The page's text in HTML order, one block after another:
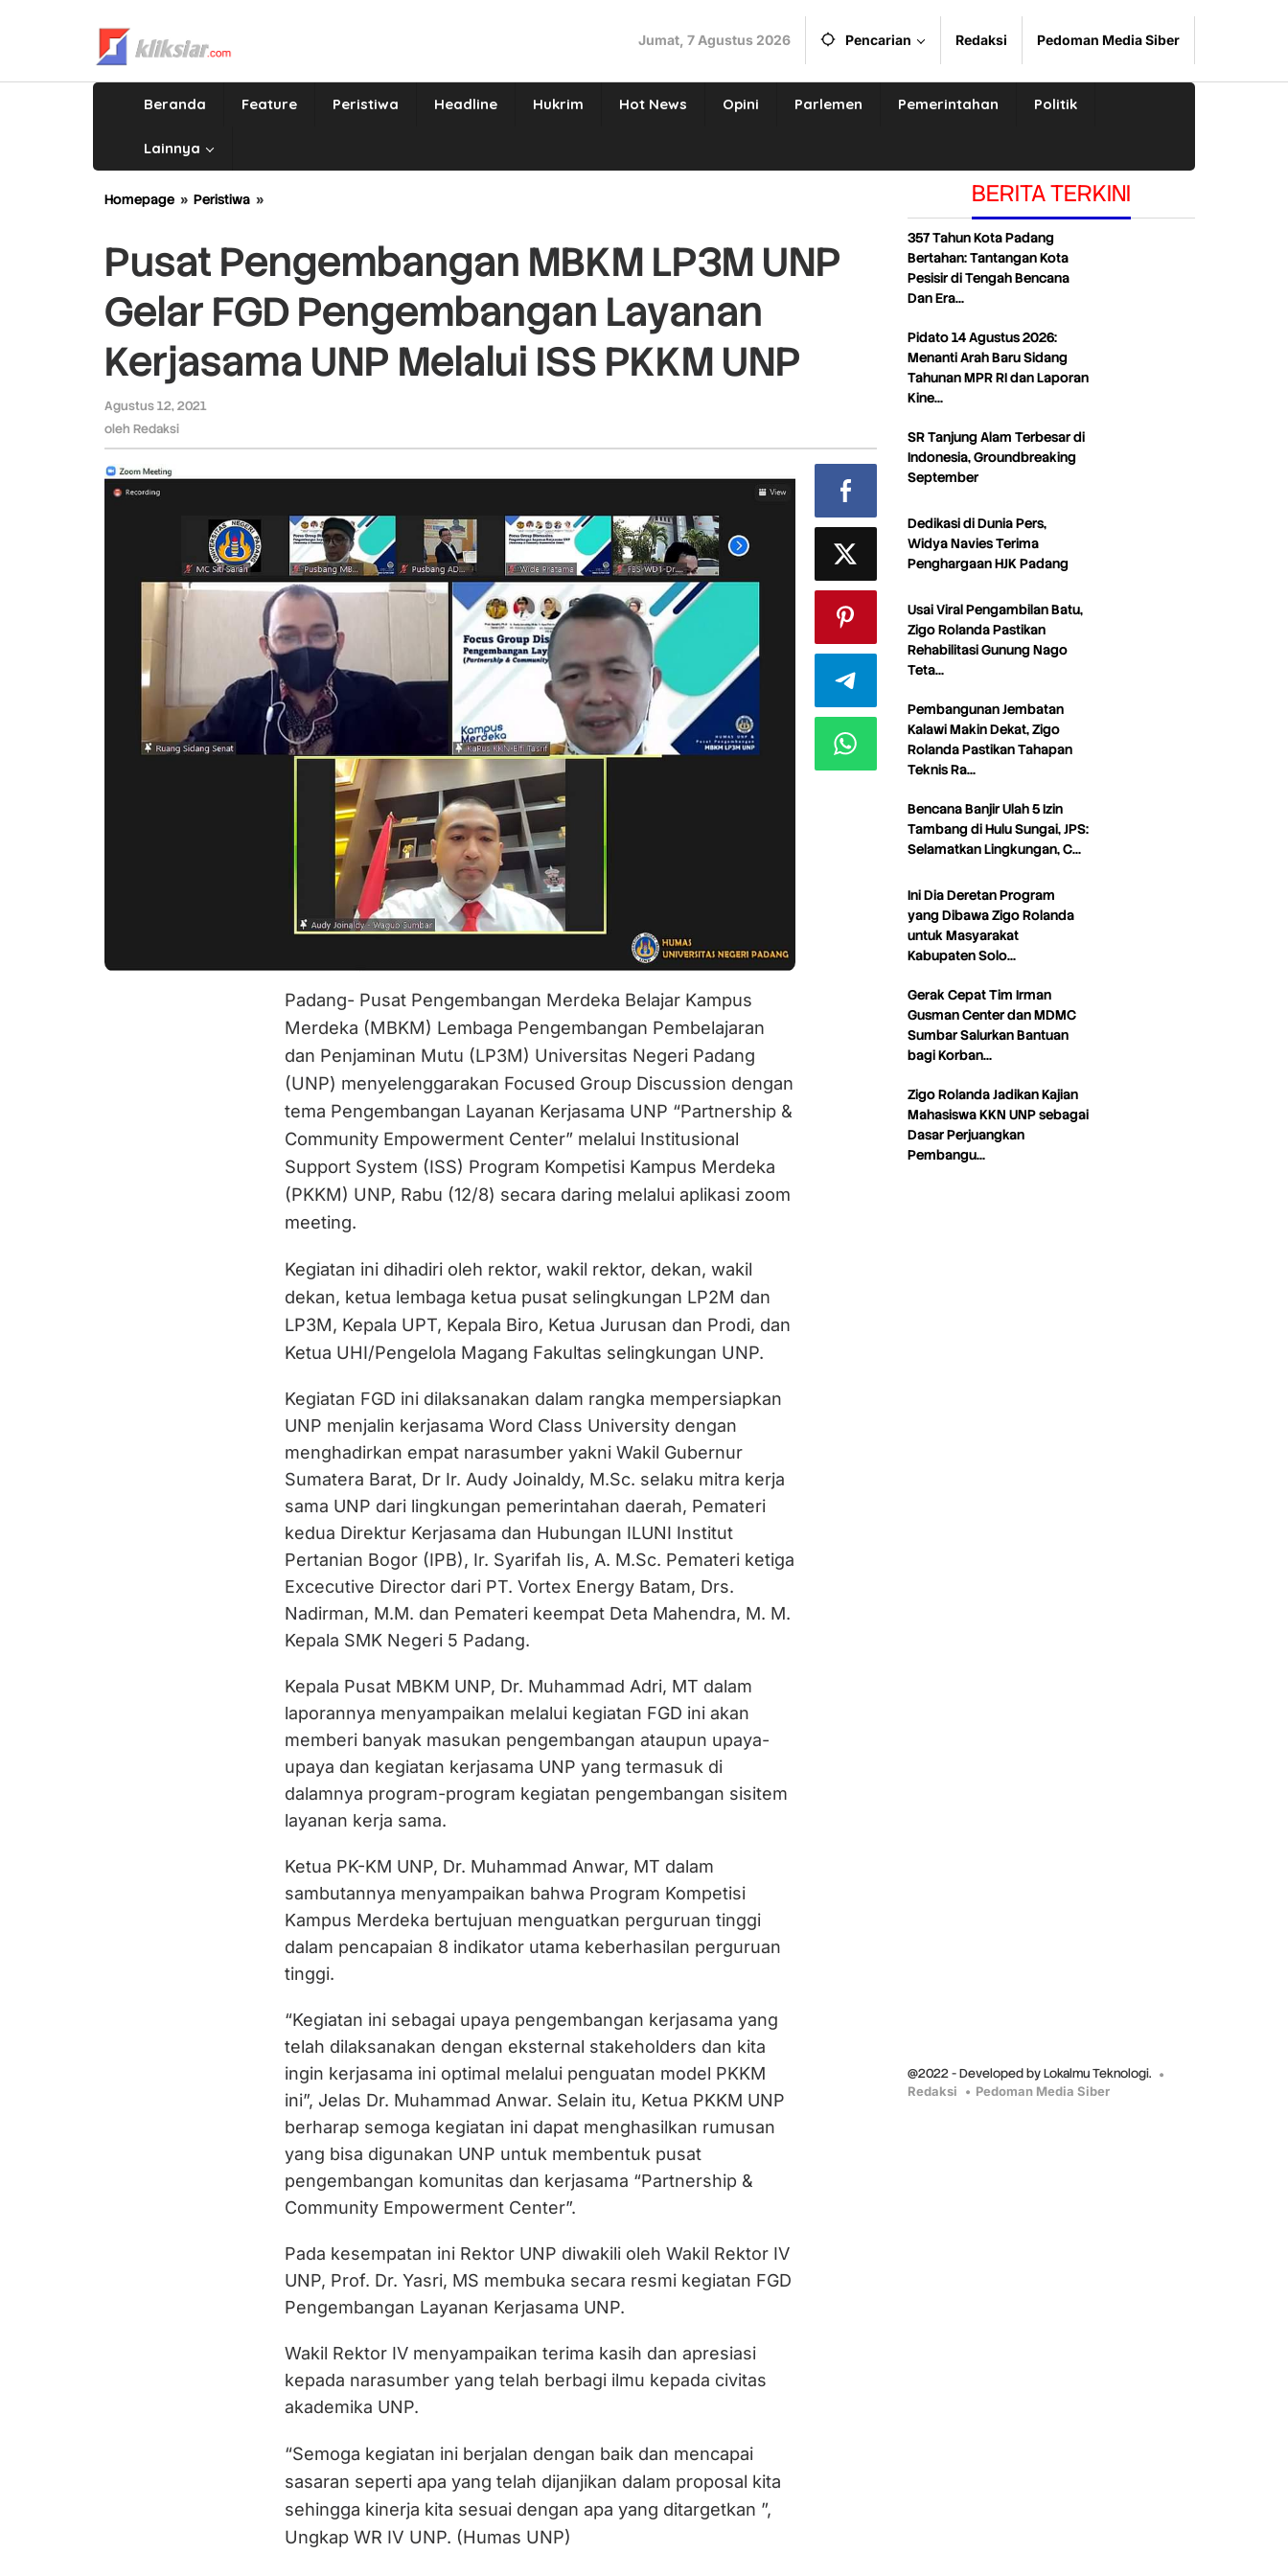
Jumat, 7 Agustus 2026 Pencarian Redaksi Pedoman Media Siber
Beranda Feature Peristiwa Headline Hukrim Hot News Opini Parlemen Pemerintahan Politik
Lainnya
Homepage » Peristiwa »
LP3M
UNP
Gelar
FGD
Layanan
Kerjasama
UNP
Pusat Pengembangan MBKM LP3M UNP
Gelar FGD Pengembangan Layanan
Kerjasama UNP Melalui ISS PKKM UNP
Agustus 12, 2021
oleh Redaksi
Padang- Pusat Pengembangan Merdeka Belajar Kampus
Merdeka (MBKM) Lembaga Pengembangan Pembelajaran
dan Penjaminan Mutu (LP3M) Universitas Negeri Padang
(UNP) menyelenggarakan Focused Group Discussion dengan
tema Pengembangan Layanan Kerjasama UNP “Partnership &
Community Empowerment Center” melalui Institusional
Support System (ISS) Program Kompetisi Kampus Merdeka
(PKKM) UNP, Rabu (12/8) secara daring melalui aplikasi zoom
meeting.
Kegiatan ini dihadiri oleh rektor, wakil rektor, dekan, wakil
dekan, ketua lembaga ketua pusat selingkungan LP2M dan
LP3M, Kepala UPT, Kepala Biro, Ketua Jurusan dan Prodi, dan
Ketua UHI/Pengelola Magang Fakultas selingkungan UNP.
Kegiatan FGD ini dilaksanakan dalam rangka mempersiapkan
UNP menjalin kerjasama Word Class University dengan
menghadirkan empat narasumber yakni Wakil Gubernur
Sumatera Barat, Dr Ir. Audy Joinaldy, M.Sc. selaku mitra kerja
sama UNP dari lingkungan pemerintahan daerah, Pemateri
kedua Direktur Kerjasama dan Hubungan ILUNI Institut
Pertanian Bogor (IPB), Ir. Syarifah Iis, A. M.Sc. Pemateri ketiga
Excecutive Director dari PT. Vortex Energy Batam, Drs.
Nadirman, M.M. dan Pemateri keempat Deta Mahendra, M. M.
Kepala SMK Negeri 5 Padang.
Kepala Pusat MBKM UNP, Dr. Muhammad Adri, MT dalam
laporannya menyampaikan melalui kegiatan FGD ini akan
memberi banyak masukan pengembangan ataupun upaya-
upaya dan kegiatan kerjasama UNP yang termasuk di
dalamnya program-program kegiatan pengembangan sisitem
layanan kerja sama.
Ketua PK-KM UNP, Dr. Muhammad Anwar, MT dalam
sambutannya menyampaikan bahwa Program Kompetisi
Kampus Merdeka bertujuan menguatkan perguruan tinggi
dalam pencapaian 8 indikator utama keberhasilan perguruan
tinggi.
“Kegiatan ini sebagai upaya pengembangan kerjasama yang
telah dilaksanakan dengan eksternal stakeholders dan kita
ingin kerjasama ini optimal melalui penguatan model PKKM
ini”, Jelas Dr. Muhammad Anwar. Selain itu, Ketua PKKM UNP
berharap semoga kegiatan ini dapat menghasilkan rumusan
yang bisa digunakan UNP untuk membentuk pusat
pengembangan komunitas dan kerjasama “Partnership &
Community Empowerment Center”.
Pada kesempatan ini Rektor UNP diwakili oleh Wakil Rektor IV
UNP, Prof. Dr. Yasri, MS membuka secara resmi kegiatan FGD
Pengembangan Layanan Kerjasama UNP.
Wakil Rektor IV menyampaikan terima kasih dan apresiasi
kepada narasumber yang telah berbagi ilmu kepada civitas
akademika UNP.
“Semoga kegiatan ini berjalan dengan baik dan mencapai
sasaran seperti apa yang telah dijanjikan dalam proposal kita
sehingga kinerja kita sesuai dengan apa yang ditargetkan ”,
Ungkap WR IV UNP. (Humas UNP)
BERITA TERKINI
357 Tahun Kota Padang
Bertahan: Tantangan Kota
Pesisir di Tengah Bencana
Dan Era…
Pidato 14 Agustus 2026:
Menanti Arah Baru Sidang
Tahunan MPR RI dan Laporan
Kine…
SR Tanjung Alam Terbesar di
Indonesia, Groundbreaking
September
Dedikasi di Dunia Pers,
Widya Navies Terima
Penghargaan HJK Padang
Usai Viral Pengambilan Batu,
Zigo Rolanda Pastikan
Rehabilitasi Gunung Nago
Teta…
Pembangunan Jembatan
Kalawi Makin Dekat, Zigo
Rolanda Pastikan Tahapan
Teknis Ra…
Bencana Banjir Ulah 5 Izin
Tambang di Hulu Sungai, JPS:
Selamatkan Lingkungan, C…
Ini Dia Deretan Program
yang Dibawa Zigo Rolanda
untuk Masyarakat
Kabupaten Solo…
Gerak Cepat Tim Irman
Gusman Center dan MDMC
Sumbar Salurkan Bantuan
bagi Korban…
Zigo Rolanda Jadikan Kajian
Mahasiswa KKN UNP sebagai
Dasar Perjuangkan
Pembangu…
@2022 - Developed by Lokalmu Teknologi.
Redaksi Pedoman Media Siber